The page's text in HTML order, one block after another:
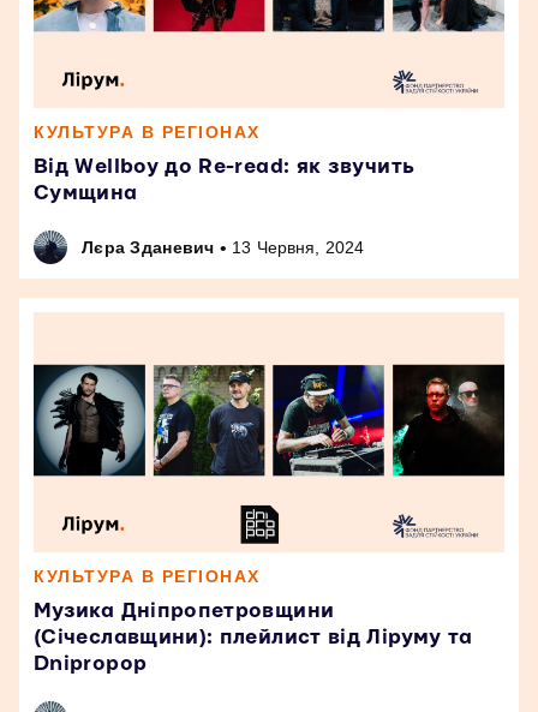
КУЛЬТУРА В РЕГІОНАХ
Від Wellboy до Re-read: як звучить
Сумщина
Лєра Зданевич • 13 Червня, 2024
КУЛЬТУРА В РЕГІОНАХ
Музика Дніпропетровщини
(Січеславщини): плейлист від Ліруму та
Dnipropop